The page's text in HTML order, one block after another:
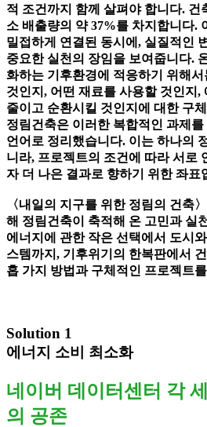
적 조건까지 함께 살펴야 합니다. 건
소 배출량의 약 37%를 차지합니다.
밀접하게 연결된 동시에, 실질적인
중요한 실천의 장임을 보여줍니다.
화하는 기후환경에 적응하기 위해
것인지, 어떤 재료를 사용할 것인지,
줄이고 순환시킬 것인지에 대한 구
정림건축은 이러한 복합적인 과제
언어로 정리했습니다. 이는 하나의
니라, 프로젝트의 조건에 따라 서로
자 더 나은 결과로 향하기 위한 좌표
〈내일의 지구를 위한 정림의 건축
해 정림건축이 축적해 온 고민과 실
에너지에 관한 작은 선택에서 도시
스템까지, 기후위기의 한복판에서
홉 가지 방법과 구체적인 프로젝트
Solution 1
에너지 소비 최소화
네이버 데이터센터 각
의 공존